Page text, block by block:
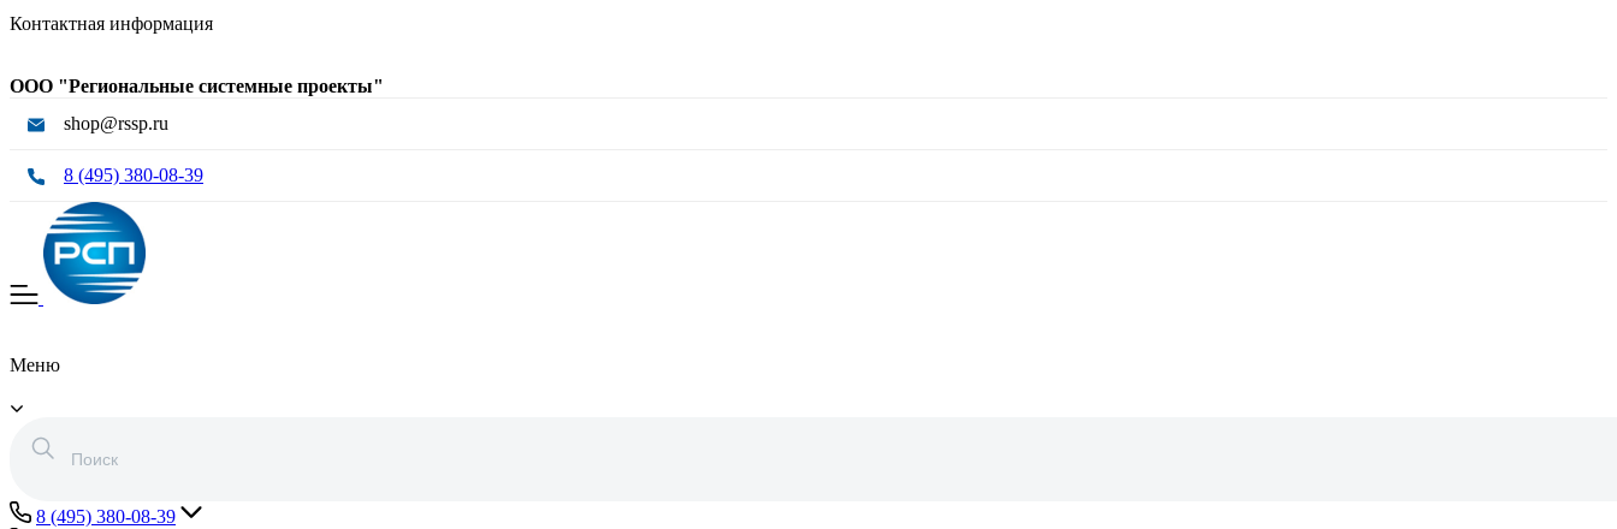
Контактная информация
ООО "Региональные системные проекты"
shop@rssp.ru
8 (495) 380-08-39
Меню
8 (495) 380-08-39